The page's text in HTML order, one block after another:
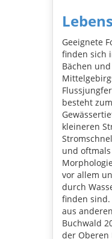
Geeignete
finden sich
Bächen
besteht
kleineren
und
vor allem
durch
finden sind.
aus
Buchwald
der Oberen